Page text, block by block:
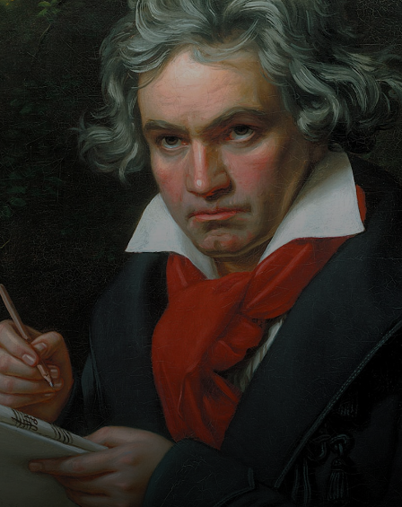
Beethoven morreu
em 1827, aos 56
anos, devido a
leberzirrose.